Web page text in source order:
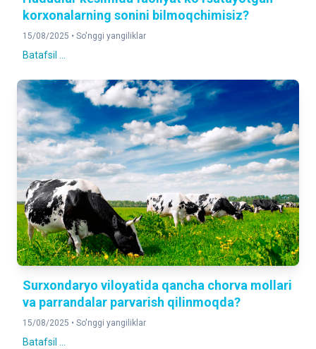
korxonalarning sonini bilmoqchimisiz?
15/08/2025 • So'nggi yangiliklar
Batafsil ...
Surxondaryo viloyatida qancha chorva mollari
va parrandalar parvarish qilinmoqda?
15/08/2025 • So'nggi yangiliklar
Batafsil ...